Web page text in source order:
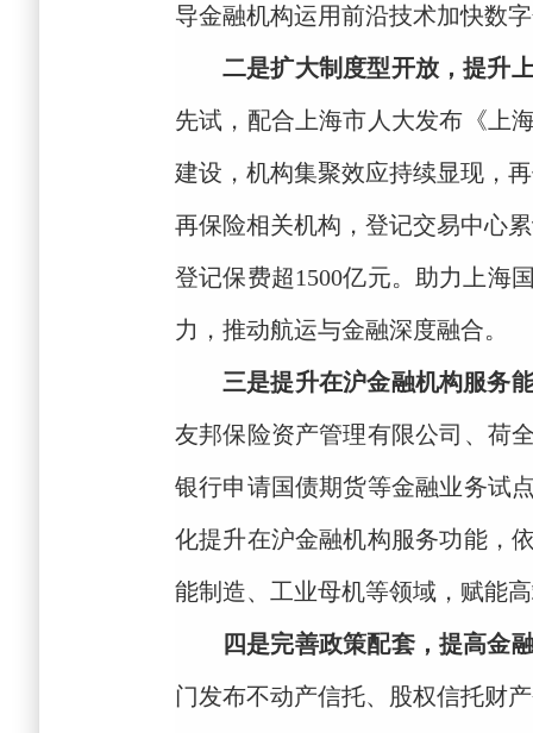
导金融机构运用前沿技术加快数
二是扩大制度型开放，提升
先试， 配合上海市人大发布《上
建设， 机构集聚效应持续显现，
再保险相关机构，登记交易中心
登记保费超1500亿元。
助力上海
力，推动航运与金融深度融合。
三是提升在沪金融机构服务
友邦保险资产管理有限公司、荷
银行申请国债期货等金融业务试
化提升在沪金融机构服务功能，
能制造、工业母机等领域，赋能
四是完善政策配套，提高金
门发布不动产信托、股权信托财